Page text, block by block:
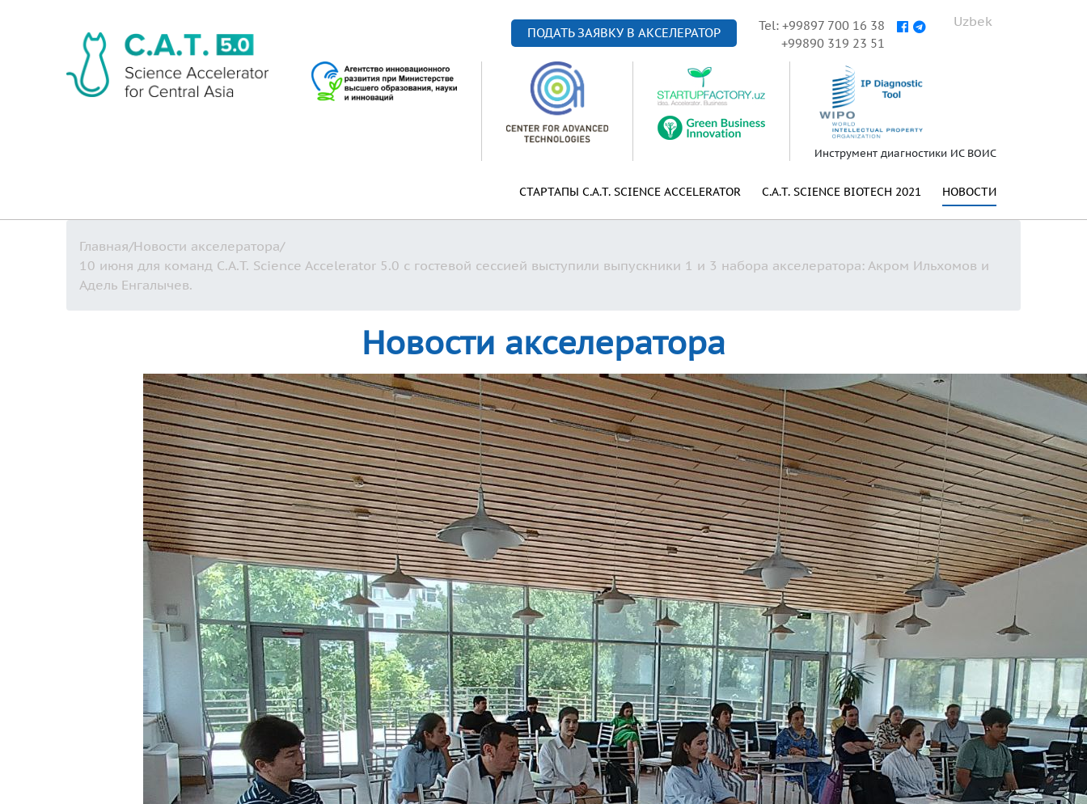
Uzbek
Tel: +99897 700 16 38
+99890 319 23 51
ПОДАТЬ ЗАЯВКУ В АКСЕЛЕРАТОР
Инструмент диагностики ИС ВОИС
НОВОСТИ
C.A.T. SCIENCE BIOTECH 2021
СТАРТАПЫ C.A.T. SCIENCE ACCELERATOR
Главная/Новости акселератора/
10 июня для команд C.A.T. Science Accelerator 5.0 с гостевой сессией выступили выпускники 1 и 3 набора акселератора: Акром Ильхомов и
Адель Енгалычев.
Новости акселератора